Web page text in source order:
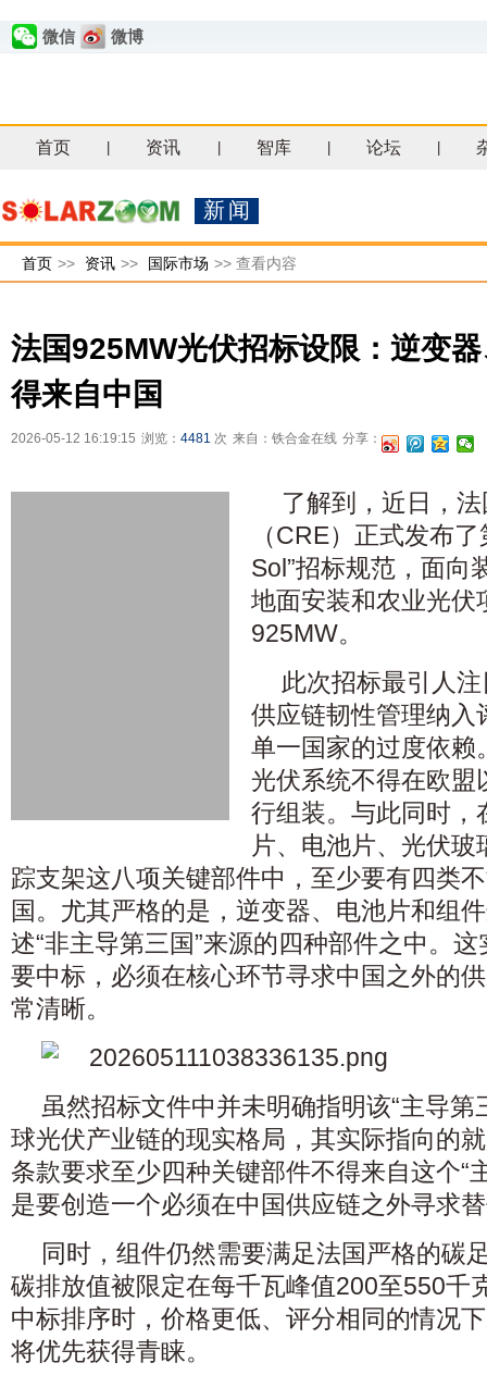
微信 微博
首页 资讯 智库 论坛
新闻
首页 >> 资讯 >> 国际市场 >> 查看内容
法国925MW光伏招标设限：逆变
得来自中国
2026-05-12 16:19:15 浏览： 4481 次 来自：铁合金在线 分享：
了解到，近日，
（CRE）正式发布
Sol”招标规范，面向
地面安装和农业光伏
925MW。
此次招标最引人
供应链韧性管理纳入
单一国家的过度依赖
光伏系统不得在欧盟
行组装。与此同时，
片、电池片、光伏
踪支架这八项关键部件中，至少要有四类
国。尤其严格的是，逆变器、电池片和组
述“非主导第三国”来源的四种部件之中。
要中标，必须在核心环节寻求中国之外的
常清晰。
虽然招标文件中并未明确指明该“主导第
球光伏产业链的现实格局，其实际指向的
条款要求至少四种关键部件不得来自这个“
是要创造一个必须在中国供应链之外寻求
同时，组件仍然需要满足法国严格的碳
碳排放值被限定在每千瓦峰值200至550千
中标排序时，价格更低、评分相同的情况
将优先获得青睐。